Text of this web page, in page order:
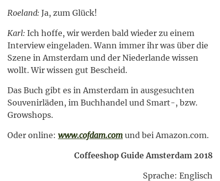
Roeland: Ja, zum Glück!
Karl: Ich hoffe, wir werden bald wieder zu einem
Interview eingeladen. Wann immer ihr was über die
Szene in Amsterdam und der Niederlande wissen
wollt. Wir wissen gut Bescheid.
Das Buch gibt es in Amsterdam in ausgesuchten
Souvenirläden, im Buchhandel und Smart-, bzw.
Growshops.
Oder online: www.cofdam.com und bei Amazon.com.
Coffeeshop Guide Amsterdam 2018
Sprache: Englisch